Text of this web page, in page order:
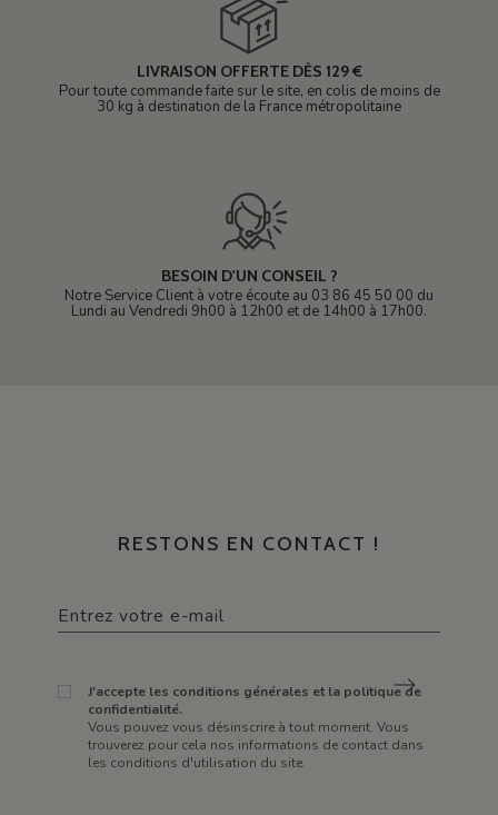
LIVRAISON OFFERTE DÈS 129 €
Pour toute commande faite sur le site, en colis de moins de
30 kg à destination de la France métropolitaine
BESOIN D'UN CONSEIL ?
Notre Service Client à votre écoute au 03 86 45 50 00 du
Lundi au Vendredi 9h00 à 12h00 et de 14h00 à 17h00.
RESTONS EN CONTACT !
J'accepte les conditions générales et la politique de
confidentialité.
Vous pouvez vous désinscrire à tout moment. Vous
trouverez pour cela nos informations de contact dans
les conditions d'utilisation du site.